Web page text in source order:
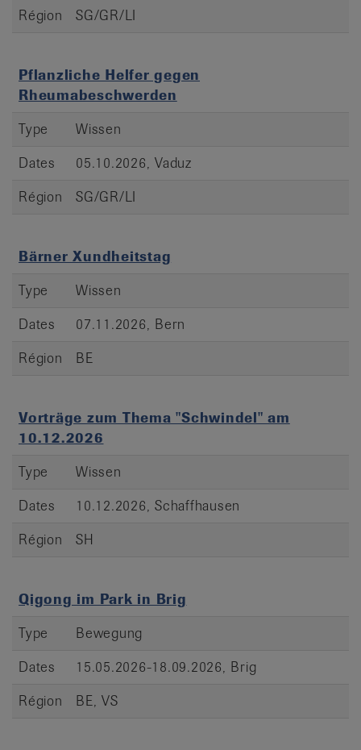
Région
SG/GR/LI
Pflanzliche Helfer gegen
Rheumabeschwerden
Type
Wissen
Dates
05.10.2026, Vaduz
Région
SG/GR/LI
Bärner Xundheitstag
Type
Wissen
Dates
07.11.2026, Bern
Région
BE
Vorträge zum Thema "Schwindel" am
10.12.2026
Type
Wissen
Dates
10.12.2026, Schaffhausen
Région
SH
Qigong im Park in Brig
Type
Bewegung
Dates
15.05.2026-18.09.2026, Brig
Région
BE, VS